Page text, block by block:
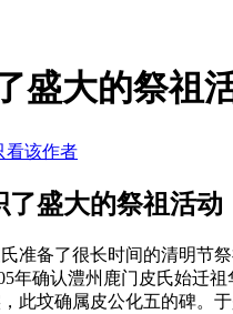
盛大的祭祖
看该作者
盛大的祭祖活动
准备了很长时间的清明节祭
年确认澧州鹿门皮氏始迁
此坟确属皮公化五的碑。